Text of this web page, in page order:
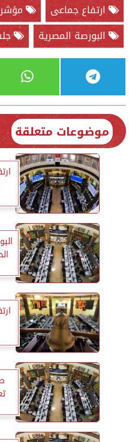
ارتفاع جماعى
البورصة المصرية
موضوعات متعلقة